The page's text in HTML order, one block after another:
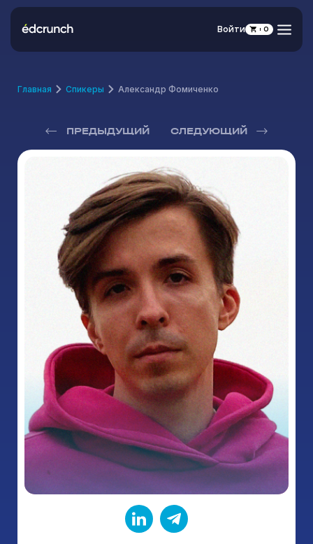
Войти 0
Главная Спикеры Александр Фомиченко
ПРЕДЫДУЩИЙ СЛЕДУЮЩИЙ